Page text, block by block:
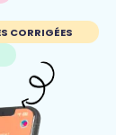
CORRIGÉES